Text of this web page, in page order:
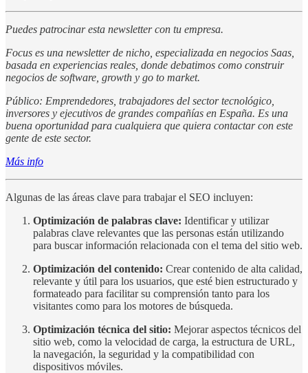
Puedes patrocinar esta newsletter con tu empresa.
Focus es una newsletter de nicho, especializada en negocios Saas,
basada en experiencias reales, donde debatimos como construir
negocios de software, growth y go to market.
Público: Emprendedores, trabajadores del sector tecnológico,
inversores y ejecutivos de grandes compañías en España. Es una
buena oportunidad para cualquiera que quiera contactar con este
gente de este sector.
Más info
Algunas de las áreas clave para trabajar el SEO incluyen:
Optimización de palabras clave: Identificar y utilizar
palabras clave relevantes que las personas están utilizando
para buscar información relacionada con el tema del sitio web.
Optimización del contenido: Crear contenido de alta calidad,
relevante y útil para los usuarios, que esté bien estructurado y
formateado para facilitar su comprensión tanto para los
visitantes como para los motores de búsqueda.
Optimización técnica del sitio: Mejorar aspectos técnicos del
sitio web, como la velocidad de carga, la estructura de URL,
la navegación, la seguridad y la compatibilidad con
dispositivos móviles.